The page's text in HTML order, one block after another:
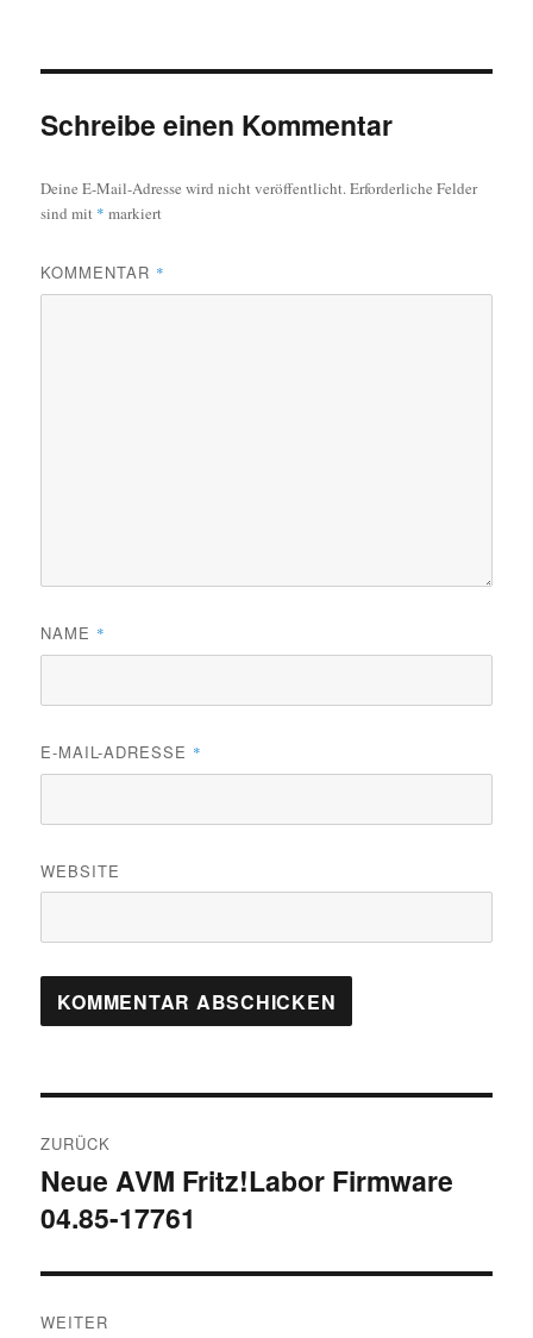
Schreibe einen Kommentar
Deine E-Mail-Adresse wird nicht veröffentlicht.Erforderliche Felder
sind mit * markiert
KOMMENTAR *
NAME *
E-MAIL-ADRESSE *
WEBSITE
ZURÜCK
Vorheriger
Beitrag:
Neue AVM Fritz!Labor Firmware
04.85-17761
WEITER